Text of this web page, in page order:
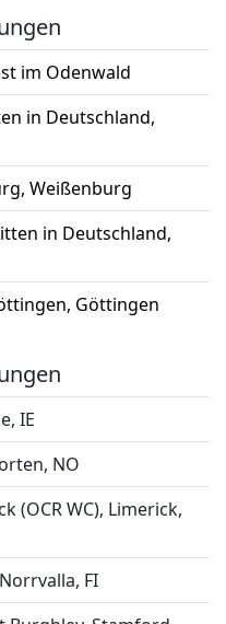
im Odenwald
in Deutschland,
Weißenburg
in Deutschland,
Göttingen
IE
NO
(OCR WC), Limerick,
FI